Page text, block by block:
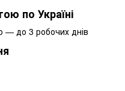
по Україні
— до 3 робочих днів